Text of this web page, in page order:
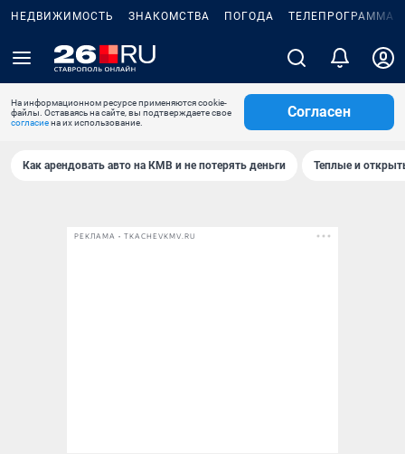
НЕДВИЖИМОСТЬ ЗНАКОМСТВА ПОГОДА ТЕЛЕПРОГРАММА
На информационном ресурсе применяются cookie-
файлы. Оставаясь на сайте, вы подтверждаете свое
согласиена их использование.
Согласен
Как арендовать авто на КМВ и не потерять деньги Теплые и
РЕКЛАМА • TKACHEVKMV.RU